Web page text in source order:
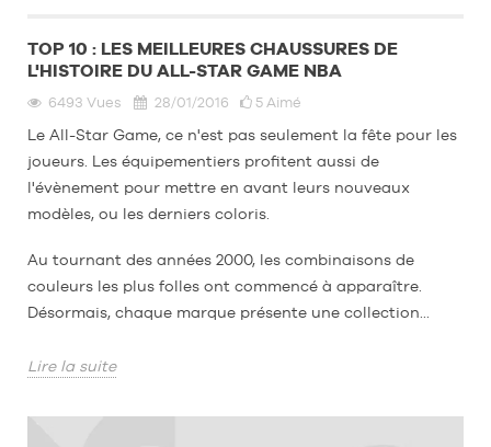
TOP 10 : LES MEILLEURES CHAUSSURES DE
L'HISTOIRE DU ALL-STAR GAME NBA
6493 Vues 28/01/2016 5 Aimé
Le All-Star Game, ce n'est pas seulement la fête pour les
joueurs. Les équipementiers profitent aussi de
l'évènement pour mettre en avant leurs nouveaux
modèles, ou les derniers coloris.
Au tournant des années 2000, les combinaisons de
couleurs les plus folles ont commencé à apparaître.
Désormais, chaque marque présente une collection...
Lire la suite